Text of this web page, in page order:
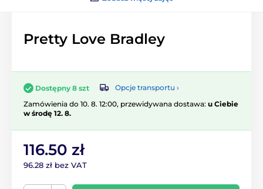
Pretty Love Bradley
Dostępny 8 szt
Opcje transportu ›
Zamówienia do 10. 8. 12:00, przewidywana dostawa: u Ciebie
w środę 12. 8.
116.50 zł
96.28 zł bez VAT